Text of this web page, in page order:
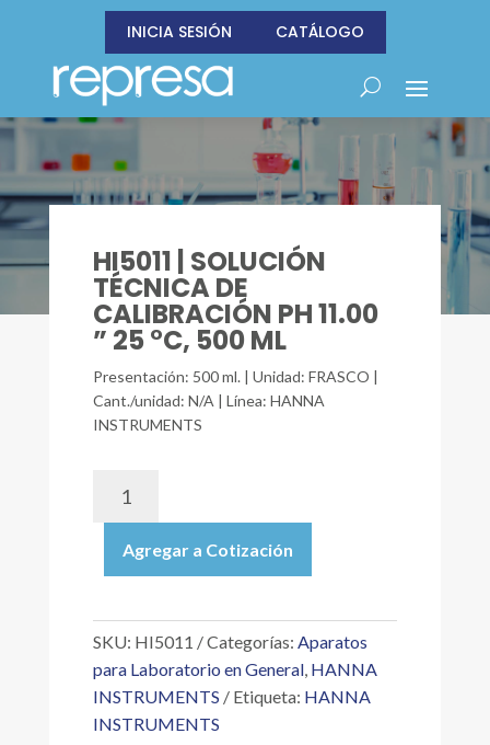
INICIA SESIÓN CATÁLOGO
HI5011 | SOLUCIÓN
TÉCNICA DE
CALIBRACIÓN PH 11.00
” 25 °C, 500 ML
Presentación: 500 ml. | Unidad: FRASCO |
Cant./unidad: N/A | Línea: HANNA
INSTRUMENTS
TÉCNICA
DE
PH
"
25
°C,
Agregar a Cotización
SKU: HI5011 Categorías: Aparatos
para Laboratorio en General, HANNA
INSTRUMENTS
Etiqueta: HANNA
INSTRUMENTS